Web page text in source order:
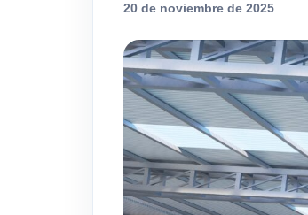
20 de noviembre de 2025